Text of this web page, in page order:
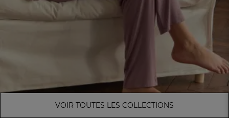
VOIR TOUTES LES COLLECTIONS